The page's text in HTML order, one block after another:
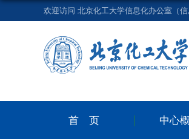
欢迎访问 北京化工大学信息化办公室（
首页 中心